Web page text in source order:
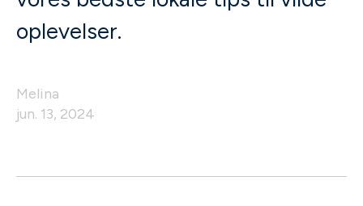
oplevelser.
Melina
jun. 13, 2024